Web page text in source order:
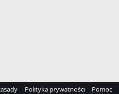
Polityka prywatności Pomoc